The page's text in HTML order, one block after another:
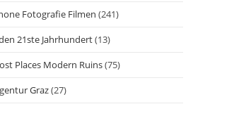
Fotografie Filmen (241)
21ste Jahrhundert(13)
Places Modern Ruins(75)
Graz(27)